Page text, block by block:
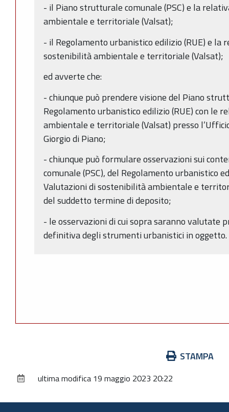
- il Piano strutturale comunale (PSC) e la
ambientale e territoriale (Valsat);
- il Regolamento urbanistico edilizio (RUE) e la
sostenibilità ambientale e territoriale (Valsat);
ed avverte che:
- chiunque può prendere visione del Piano
Regolamento urbanistico edilizio (RUE) con le
ambientale e territoriale (Valsat) presso
Giorgio di Piano;
- chiunque può formulare osservazioni sui
comunale (PSC), del Regolamento urbanistico
Valutazioni di sostenibilità ambientale e
del suddetto termine di deposito;
- le osservazioni di cui sopra saranno valutate
definitiva degli strumenti urbanistici in oggetto.
documento
STAMPA
ultima modifica 19 maggio 2023 20:22